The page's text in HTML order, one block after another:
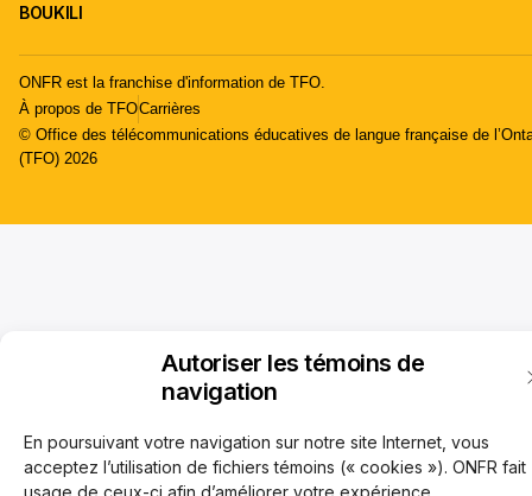
Autoriser les témoins de
navigation
En poursuivant votre navigation sur notre site Internet, vous
acceptez l’utilisation de fichiers témoins (« cookies »). ONFR fait
usage de ceux-ci afin d’améliorer votre expérience,
BOUKILI
ONFR est la franchise d'information de TFO.
À propos de TFOCarrières
© Office des télécommunications éducatives de langue française de
(TFO) 2026